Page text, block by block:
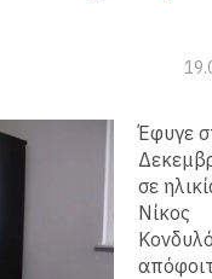
Έφυγε
σε
Νίκος